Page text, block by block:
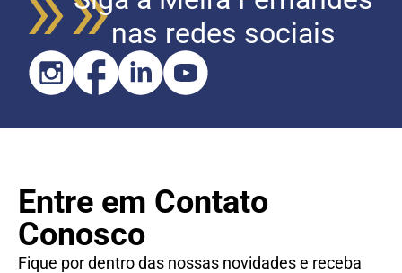
nas redes sociais
Entre em Contato
Conosco
Fique por dentro das nossas novidades e receba